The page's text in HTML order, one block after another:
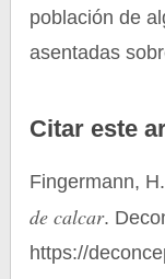
población de
asentadas
Citar este
Fingermann,
de calcar.
https://